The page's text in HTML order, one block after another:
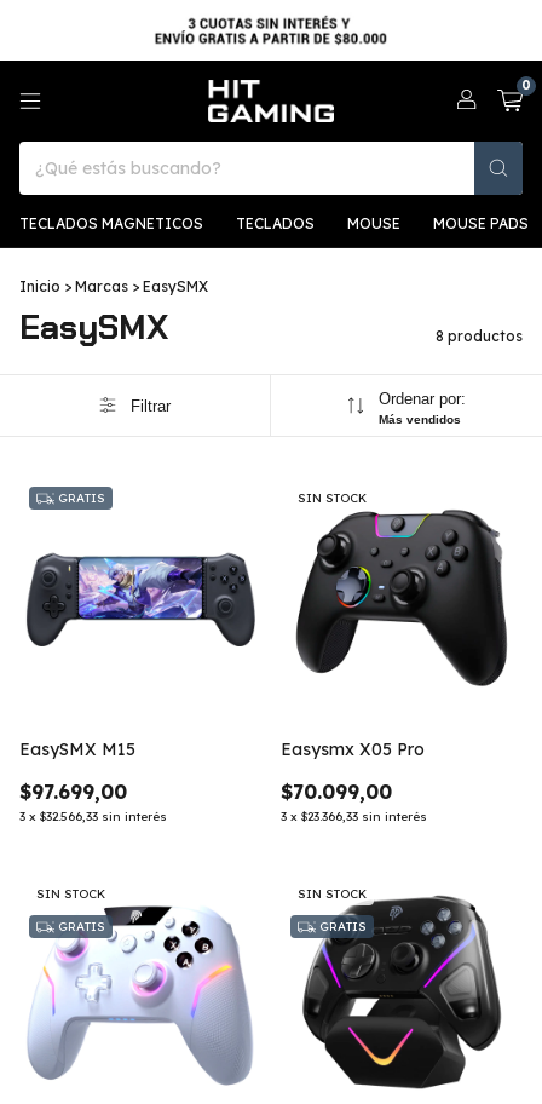
0
TECLADOS MAGNETICOS TECLADOS MOUSE MOUSE PADS
Inicio > Marcas > EasySMX
EasySMX 8 productos
Filtrar Ordenar por:
Más vendidos
GRATIS
EasySMX M15
$97.699,00
3 x $32.566,33 sin interés
SIN STOCK
Easysmx X05 Pro
$70.099,00
3 x $23.366,33 sin interés
SIN STOCK
GRATIS
SIN STOCK
GRATIS